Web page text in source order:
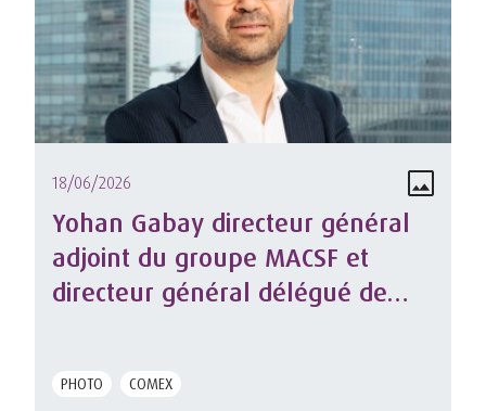
18/06/2026
Yohan Gabay directeur général
adjoint du groupe MACSF et
directeur général délégué de
PHOTO COMEX